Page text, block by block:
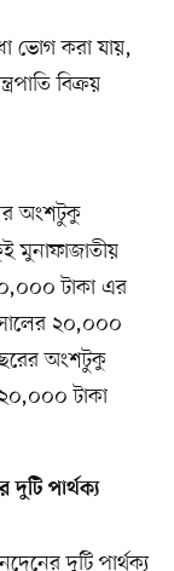
ভোগ করা যায়,
বিক্রয়
অংশটুকু
মুনাফাজাতীয়
টাকা এর
২০,০০০
অংশটুকু
টাকা
পার্থক্য
দুটি পার্থক্য